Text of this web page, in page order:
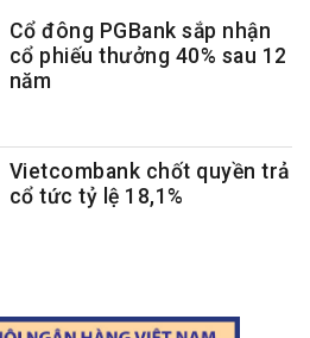
Cổ đông PGBank sắp nhận
cổ phiếu thưởng 40% sau 12
năm
Vietcombank chốt quyền trả
cổ tức tỷ lệ 18,1%